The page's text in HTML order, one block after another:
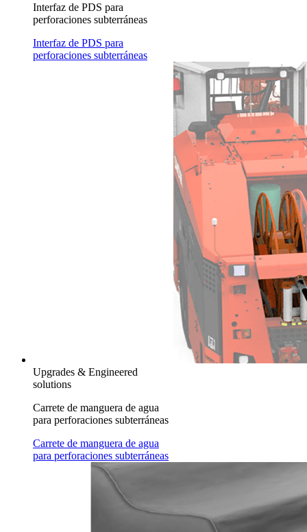
Interfaz de PDS para
perforaciones subterráneas
Interfaz de PDS para
perforaciones subterráneas
Upgrades & Engineered
solutions
Carrete de manguera de agua
para perforaciones subterráneas
Carrete de manguera de agua
para perforaciones subterráneas